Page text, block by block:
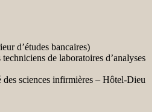
d’études bancaires)
de laboratoires d’analyses
sciences infirmières – Hôtel-Dieu